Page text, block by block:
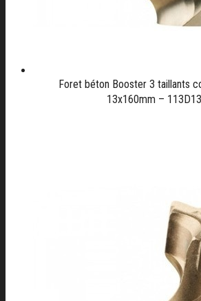
Foret béton Booster 3 taillants
13x160mm –